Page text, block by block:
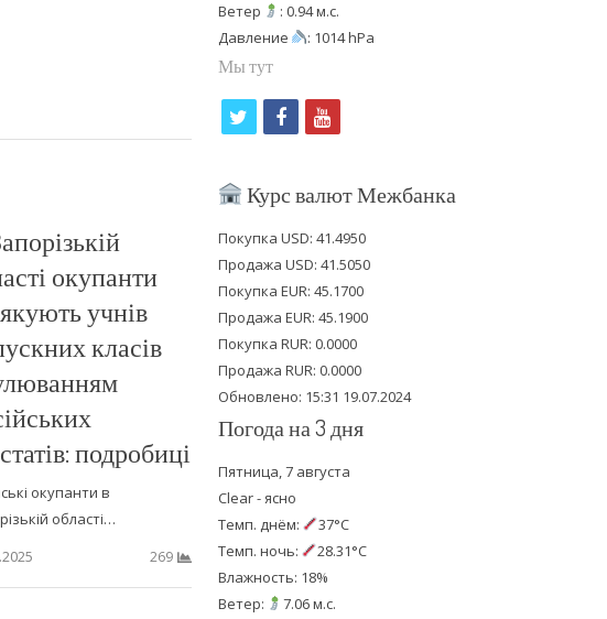
окупанти
учнів
класів
подробиці
окупанти в
області…
269
Ветер
: 0.94 м.с.
Давление
: 1014 hPa
Мы тут
i
t
e
r
f
c
b
o
o
k
y
u
u
b
e
Курс валют Межбанка
Покупка USD: 41.4950
Продажа USD: 41.5050
Покупка EUR: 45.1700
Продажа EUR: 45.1900
Покупка RUR: 0.0000
Продажа RUR: 0.0000
Обновлено: 15:31 19.07.2024
Погода на 3 дня
Пятница, 7 августа
Clear - ясно
Темп. днём:
37°C
Темп. ночь:
28.31°C
Влажность: 18%
Ветер:
7.06 м.с.